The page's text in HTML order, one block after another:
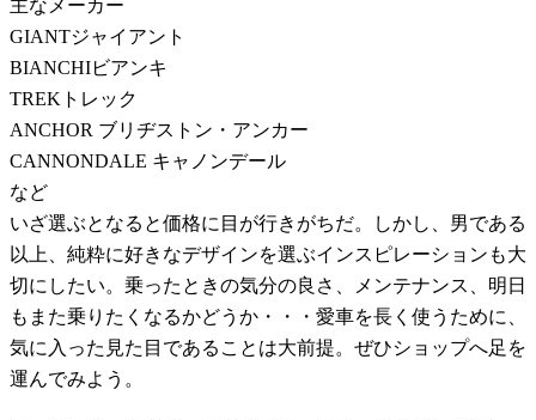
主なメーカー
GIANTジャイアント
BIANCHIビアンキ
TREKトレック
ANCHOR ブリヂストン・アンカー
CANNONDALE キャノンデール
など
いざ選ぶとなると価格に目が行きがちだ。しかし、男である
以上、純粋に好きなデザインを選ぶインスピレーションも大
切にしたい。乗ったときの気分の良さ、メンテナンス、明日
もまた乗りたくなるかどうか・・・愛車を長く使うために、
気に入った見た目であることは大前提。ぜひショップへ足を
運んでみよう。